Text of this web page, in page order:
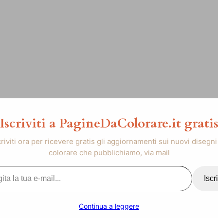
Iscriviti a PagineDaColorare.it gratis
ora per ricevere gratis gli aggiornamenti sui nuovi disegni
colorare che pubblichiamo, via mail
Continua a leggere